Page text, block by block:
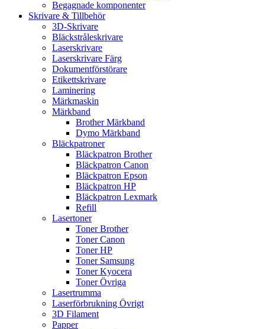
Begagnade komponenter
Skrivare & Tillbehör
3D-Skrivare
Bläckstråleskrivare
Laserskrivare
Laserskrivare Färg
Dokumentförstörare
Etikettskrivare
Laminering
Märkmaskin
Märkband
Brother Märkband
Dymo Märkband
Bläckpatroner
Bläckpatron Brother
Bläckpatron Canon
Bläckpatron Epson
Bläckpatron HP
Bläckpatron Lexmark
Refill
Lasertoner
Toner Brother
Toner Canon
Toner HP
Toner Samsung
Toner Kyocera
Toner Övriga
Lasertrumma
Laserförbrukning Övrigt
3D Filament
Papper